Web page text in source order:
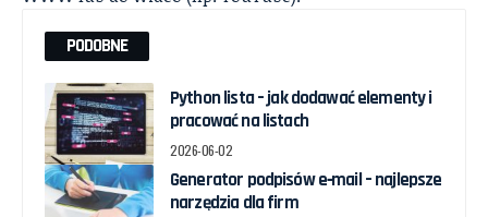
PODOBNE
Python lista – jak dodawać elementy i
pracować na listach
2026-06-02
Generator podpisów e‑mail – najlepsze
narzędzia dla firm